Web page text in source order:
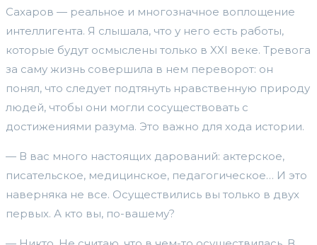
Сахаров — реальное и многозначное воплощение
интеллигента. Я слышала, что у него есть работы,
которые будут осмыслены только в XXI веке. Тревога
за саму жизнь совершила в нем переворот: он
понял, что следует подтянуть нравственную природу
людей, чтобы они могли сосуществовать с
достижениями разума. Это важно для хода истории.
— В вас много настоящих дарований: актерское,
писательское, медицинское, педагогическое… И это
наверняка не все. Осуществились вы только в двух
первых. А кто вы, по-вашему?